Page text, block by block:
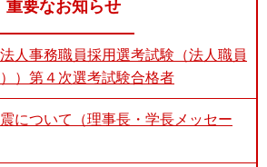
重要なお知らせ
人事務職員採用選考試験（法人職員
））第４次選考試験合格者
について（理事長・学長メッセー